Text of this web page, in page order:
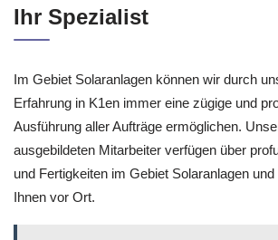
Ihr Spezialist
Im Gebiet Solaranlagen können wir durch
Erfahrung in K1en immer eine zügige und
Ausführung aller Aufträge ermöglichen.
ausgebildeten Mitarbeiter verfügen über
und Fertigkeiten im Gebiet Solaranlagen
Ihnen vor Ort.